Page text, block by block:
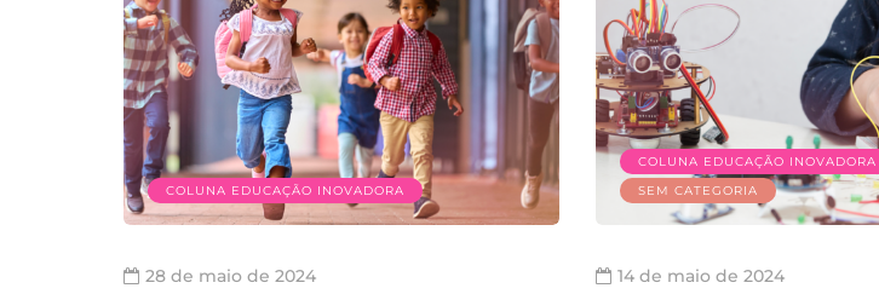
COLUNA EDUCAÇÃO INOVADORA
28 de maio de 2024
COLUNA EDUCAÇÃO INOVADORA
SEM CATEGORIA
14 de maio de 2024